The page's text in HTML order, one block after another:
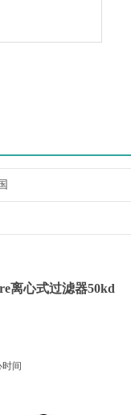
离心式过滤器50kd
间